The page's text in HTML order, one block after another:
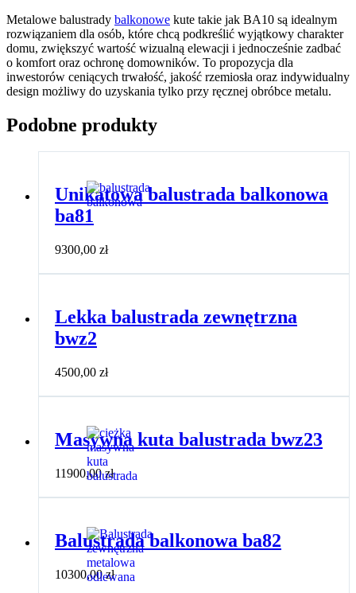
Metalowe balustrady balkonowe kute takie jak BA10 są idealnym
rozwiązaniem dla osób, które chcą podkreślić wyjątkowy charakter
domu, zwiększyć wartość wizualną elewacji i jednocześnie zadbać
o komfort oraz ochronę domowników. To propozycja dla
inwestorów ceniących trwałość, jakość rzemiosła oraz indywidualny
design możliwy do uzyskania tylko przy ręcznej obróbce metalu.
Podobne produkty
Unikatowa balustrada balkonowa
ba81
9300,00 zł
Lekka balustrada zewnętrzna
bwz2
4500,00 zł
Masywna kuta balustrada bwz23
11900,00zł
Balustrada balkonowa ba82
10300,00zł